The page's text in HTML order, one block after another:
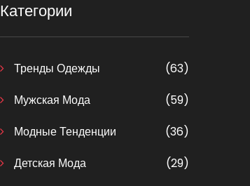
Категории
Тренды Одежды
(63)
Мужская Мода
(59)
Модные Тенденции
(36)
Детская Мода
(29)